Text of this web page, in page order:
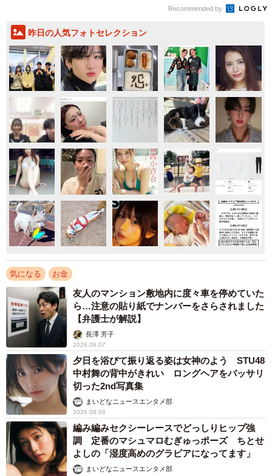
Recommended by
昨日の人気フォトセレクション
気になる お金
友人のマンション敷地内に度々車を停めていた
ら…注意の貼り紙でナンバーをさらされました
【弁護士が解説】
長澤 芳子
2026.08.07
夕日を浴びて振り返る姿は女神のよう STU48
中村舞の背中がきれい ロングヘアをバッサリ
切った2nd写真集
まいどなニュースエンタメ部
2026.08.06
編み編みセクシーレースでどっしりヒップ強
調 定番のマシュマロむぎゅっポーズ ちとせ
よしの「湿度高めのグラビアになってます」
まいどなニュースエンタメ部